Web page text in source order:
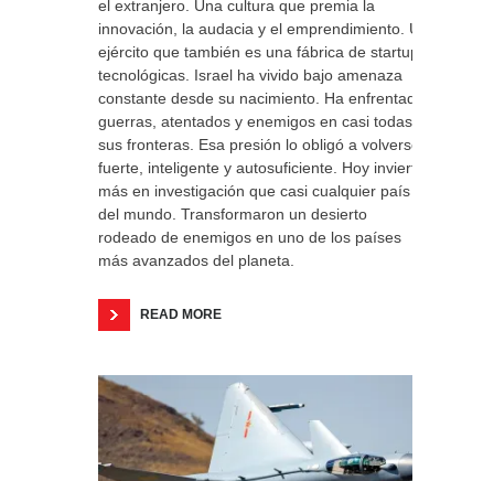
el extranjero. Una cultura que premia la
innovación, la audacia y el emprendimiento. Un
ejército que también es una fábrica de startups
tecnológicas. Israel ha vivido bajo amenaza
constante desde su nacimiento. Ha enfrentado
guerras, atentados y enemigos en casi todas
sus fronteras. Esa presión lo obligó a volverse
fuerte, inteligente y autosuficiente. Hoy invierte
más en investigación que casi cualquier país
del mundo. Transformaron un desierto
rodeado de enemigos en uno de los países
más avanzados del planeta.
READ MORE